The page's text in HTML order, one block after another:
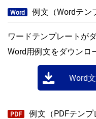
Word 例文（Wordテン
ワードテンプレートが
Word用例文をダウンロ
Word
PDF 例文（PDFテン